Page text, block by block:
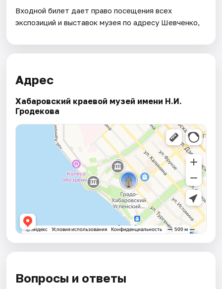
Входной билет дает право посещения всех
экспозиций и выставок музея по адресу Шевченко,
Адрес
Хабаровский краевой музей имени Н.И.
Гродекова
Вопросы и ответы